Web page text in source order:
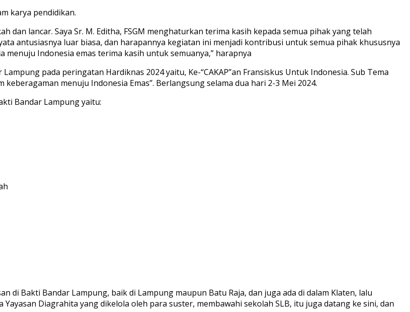
karya pendidikan.
dan lancar. Saya Sr. M. Editha, FSGM menghaturkan terima kasih kepada semua pihak yang telah
antusiasnya luar biasa, dan harapannya kegiatan ini menjadi kontribusi untuk semua pihak khususnya
Indonesia emas terima kasih untuk semuanya,” harapnya
pada peringatan Hardiknas 2024 yaitu, Ke-“CAKAP”an Fransiskus Untuk Indonesia. Sub Tema
menuju Indonesia Emas”. Berlangsung selama dua hari 2-3 Mei 2024.
Bandar Lampung yaitu:
di Bakti Bandar Lampung, baik di Lampung maupun Batu Raja, dan juga ada di dalam Klaten, lalu
Diagrahita yang dikelola oleh para suster, membawahi sekolah SLB, itu juga datang ke sini, dan